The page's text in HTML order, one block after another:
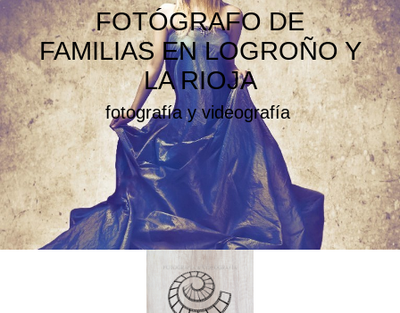
FOTÓGRAFO DE
FAMILIAS EN LOGROÑO Y
LA RIOJA
fotografía y videografía